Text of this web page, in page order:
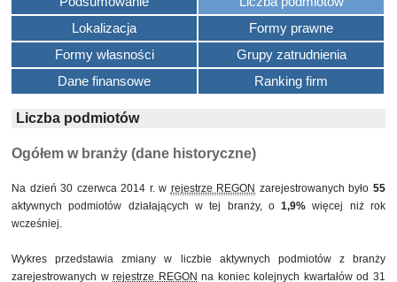
Lokalizacja
Formy prawne
Formy własności
Grupy zatrudnienia
Dane finansowe
Ranking firm
Liczba podmiotów
Ogółem w branży (dane historyczne)
Na dzień 30 czerwca 2014 r. w rejestrze REGON zarejestrowanych było55
aktywnych podmiotów działających w tej branży, o1,9% więcej niż rok
wcześniej.
Wykres przedstawia zmiany w liczbie aktywnych podmiotów z branży
zarejestrowanych wrejestrze REGON na koniec kolejnych kwartałów od 31